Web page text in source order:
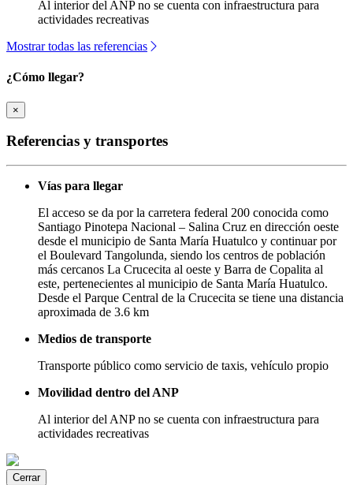
Al interior del ANP no se cuenta con infraestructura para
actividades recreativas
Mostrar todas las referencias
¿Cómo llegar?
×
Referencias y transportes
Vías para llegar
El acceso se da por la carretera federal 200 conocida como
Santiago Pinotepa Nacional – Salina Cruz en dirección oeste
desde el municipio de Santa María Huatulco y continuar por
el Boulevard Tangolunda, siendo los centros de población
más cercanos La Crucecita al oeste y Barra de Copalita al
este, pertenecientes al municipio de Santa María Huatulco.
Desde el Parque Central de la Crucecita se tiene una distancia
aproximada de 3.6 km
Medios de transporte
Transporte público como servicio de taxis, vehículo propio
Movilidad dentro del ANP
Al interior del ANP no se cuenta con infraestructura para
actividades recreativas
Cerrar